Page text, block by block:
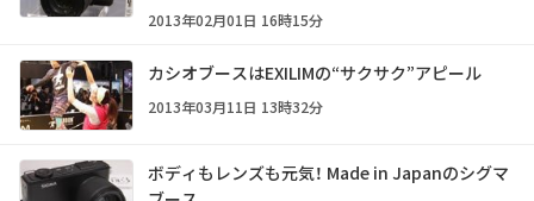
2013年02月01日 16時15分
カシオブースはEXILIMの“サクサク”アピール
2013年03月11日 13時32分
ボディもレンズも元気！ Made in Japanのシグマ